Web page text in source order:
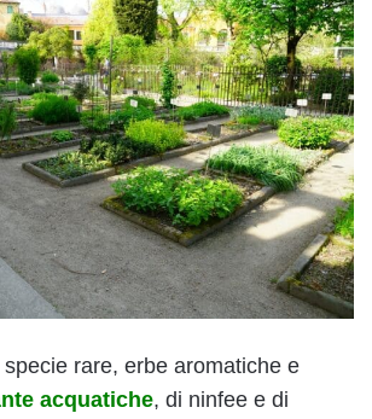
specie rare, erbe aromatiche e
acquatiche, di ninfee e di